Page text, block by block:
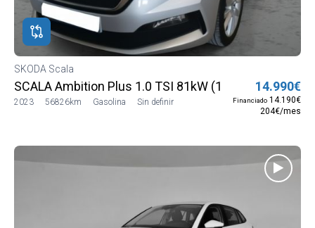
SKODA Scala
SCALA Ambition Plus 1.0 TSI 81kW (110 CV)
2023 56826km Gasolina Sin definir
14.990€
Financiado 14.190€
204€/mes